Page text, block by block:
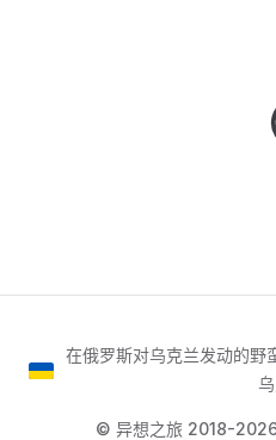
在俄罗斯对乌克兰发动的野
©️ 异想之旅 2018-